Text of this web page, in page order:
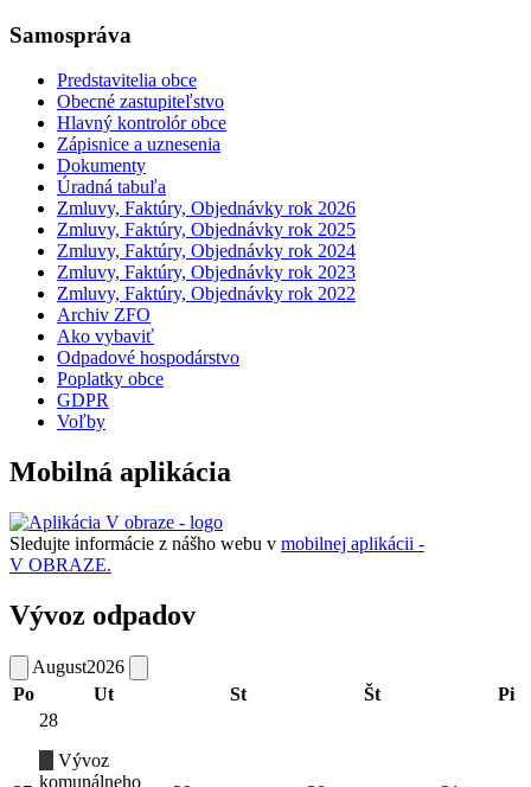
Samospráva
Predstavitelia obce
Obecné zastupiteľstvo
Hlavný kontrolór obce
Zápisnice a uznesenia
Dokumenty
Úradná tabuľa
Zmluvy, Faktúry, Objednávky rok 2026
Zmluvy, Faktúry, Objednávky rok 2025
Zmluvy, Faktúry, Objednávky rok 2024
Zmluvy, Faktúry, Objednávky rok 2023
Zmluvy, Faktúry, Objednávky rok 2022
Archiv ZFO
Ako vybaviť
Odpadové hospodárstvo
Poplatky obce
GDPR
Voľby
Mobilná aplikácia
Sledujte informácie z nášho webu v mobilnej aplikácii -
V OBRAZE.
Vývoz odpadov
August2026
Po
Ut St Št Pi
28
Vývoz
komunálneho